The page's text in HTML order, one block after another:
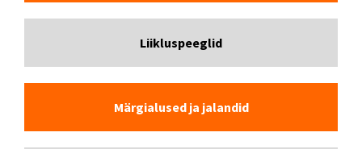
Liikluspeeglid
Märgialused ja jalandid